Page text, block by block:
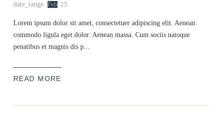
date_range Feb 25
Lorem ipsum dolor sit amet, consectetuer adipiscing elit. Aenean
commodo ligula eget dolor. Aenean massa. Cum sociis natoque
penatibus et magnis dis p...
READ MORE